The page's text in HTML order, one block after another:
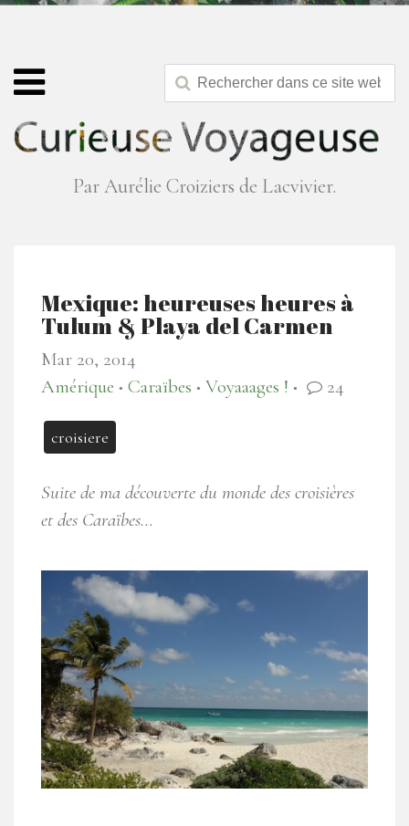
Par Aurélie Croiziers de Lacvivier.
Mexique: heureuses heures à
Tulum & Playa del Carmen
Mar 20, 2014
Amérique
● Caraïbes ● Voyaaages ! ● 24
croisiere
Suite de ma découverte du monde des croisières
et des Caraïbes…